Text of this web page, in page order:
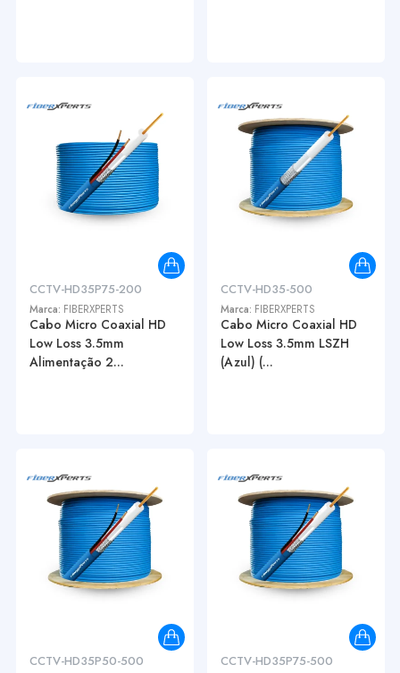
CCTV-HD35P75-200
Marca: FIBERXPERTS
Cabo Micro Coaxial HD
Low Loss 3.5mm
Alimentação 2...
CCTV-HD35-500
Marca: FIBERXPERTS
Cabo Micro Coaxial HD
Low Loss 3.5mm LSZH
(Azul) (...
CCTV-HD35P50-500 CCTV-HD35P75-500